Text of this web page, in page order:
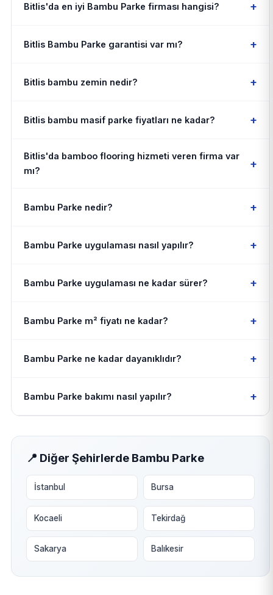
Bitlis'da en iyi Bambu Parke firması hangisi? +
Bitlis Bambu Parke garantisi var mı? +
Bitlis bambu zemin nedir? +
Bitlis bambu masif parke fiyatları ne kadar? +
Bitlis'da bamboo flooring hizmeti veren firma var
mı?
+
Bambu Parke nedir? +
Bambu Parke uygulaması nasıl yapılır? +
Bambu Parke uygulaması ne kadar sürer? +
Bambu Parke m² fiyatı ne kadar? +
Bambu Parke ne kadar dayanıklıdır? +
Bambu Parke bakımı nasıl yapılır? +
📍 Diğer Şehirlerde Bambu Parke
İstanbul Bursa
Kocaeli Tekirdağ
Sakarya Balıkesir